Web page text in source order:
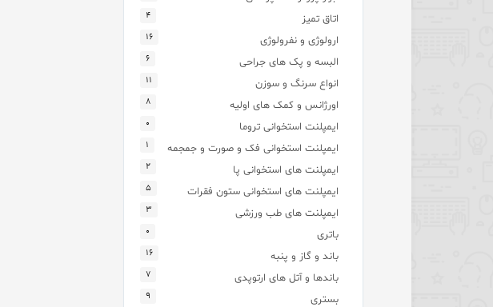
اتاق تمیز ۴
ارولوژی و نفرولوژی ۱۶
البسه و پک های جراحی ۶
انواع سرنگ و سوزن ۱۱
اورژانس و کمک های اولیه ۸
ایمپلنت استخوانی تروما ۰
ایمپلنت استخوانی فک و صورت و جمجمه ۱
ایمپلنت های استخوانی پا ۲
ایمپلنت های استخوانی ستون فقرات ۵
ایمپلنت های طب ورزشی ۳
باتری ۰
باند و گاز و پنبه ۱۶
باندها و آتل های ارتوپدی ۷
بستری ۹